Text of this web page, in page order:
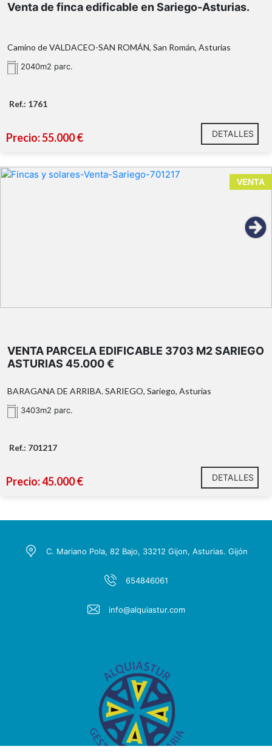
Venta de finca edificable en Sariego-Asturias.
Camino de VALDACEO-SAN ROMÁN, San Román, Asturias
2040m2 parc.
Ref.: 1761
Precio: 55.000 € DETALLES
VENTA
VENTA PARCELA EDIFICABLE 3703 M2 SARIEGO
ASTURIAS 45.000 €
BARAGANA DE ARRIBA. SARIEGO, Sariego, Asturias
3403m2 parc.
Ref.: 701217
Precio: 45.000 € DETALLES
C. Mariano Pola, 82 Bajo, 33212 Gijon, Asturias. Gijón
654846061
info@alquiastur.com